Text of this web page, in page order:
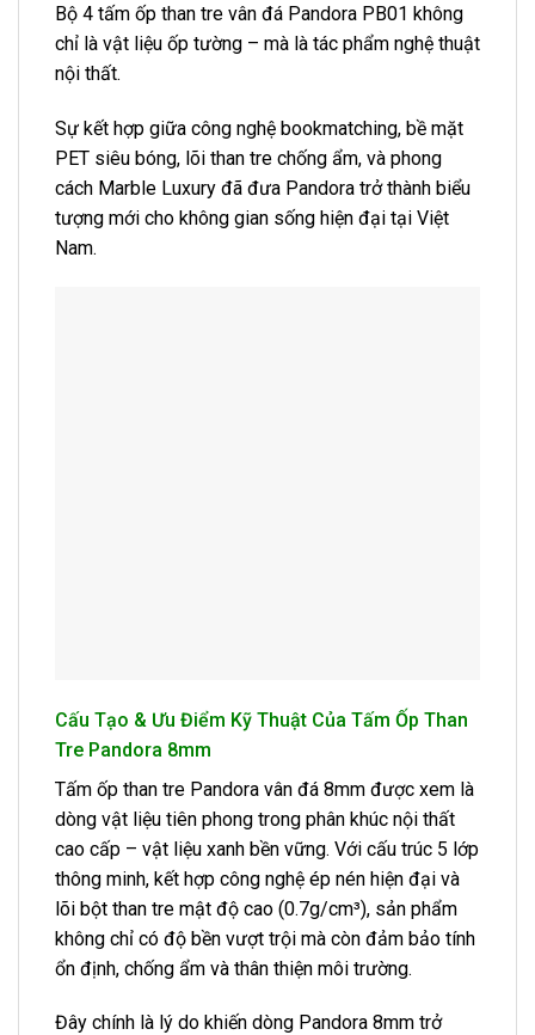
Bộ 4 tấm ốp than tre vân đá Pandora PB01 không
chỉ là vật liệu ốp tường – mà là tác phẩm nghệ thuật
nội thất.
Sự kết hợp giữa công nghệ bookmatching, bề mặt
PET siêu bóng, lõi than tre chống ẩm, và phong
cách Marble Luxury đã đưa Pandora trở thành biểu
tượng mới cho không gian sống hiện đại tại Việt
Nam.
Cấu Tạo & Ưu Điểm Kỹ Thuật Của Tấm Ốp Than
Tre Pandora 8mm
Tấm ốp than tre Pandora vân đá 8mm được xem là
dòng vật liệu tiên phong trong phân khúc nội thất
cao cấp – vật liệu xanh bền vững. Với cấu trúc 5 lớp
thông minh, kết hợp công nghệ ép nén hiện đại và
lõi bột than tre mật độ cao (0.7g/cm³), sản phẩm
không chỉ có độ bền vượt trội mà còn đảm bảo tính
ổn định, chống ẩm và thân thiện môi trường.
Đây chính là lý do khiến dòng Pandora 8mm trở